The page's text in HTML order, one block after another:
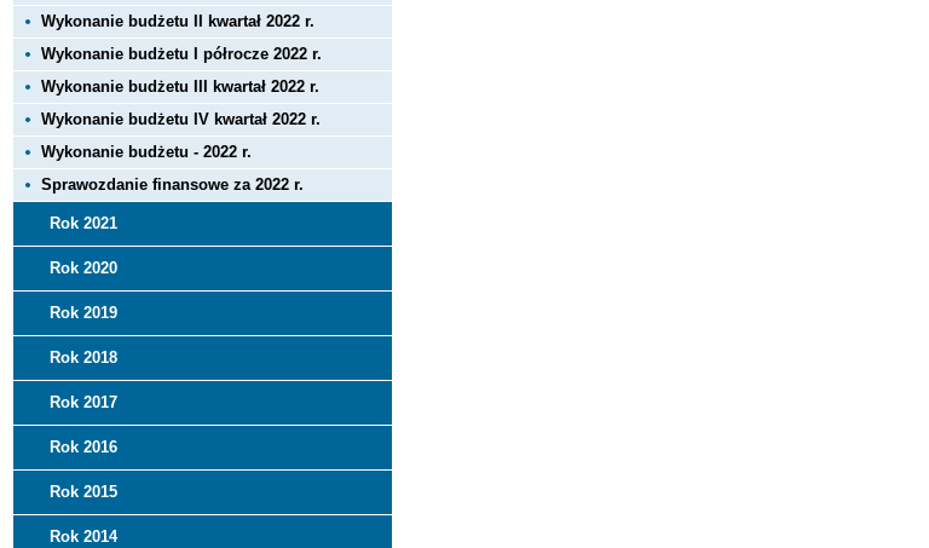
Wykonanie budżetu II kwartał 2022 r.
Wykonanie budżetu I półrocze 2022 r.
Wykonanie budżetu III kwartał 2022 r.
Wykonanie budżetu IV kwartał 2022 r.
Wykonanie budżetu - 2022 r.
Sprawozdanie finansowe za 2022 r.
Rok 2021
Rok 2020
Rok 2019
Rok 2018
Rok 2017
Rok 2016
Rok 2015
Rok 2014